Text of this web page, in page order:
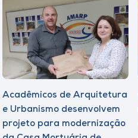
Acadêmicos de Arquitetura
e Urbanismo desenvolvem
projeto para modernização